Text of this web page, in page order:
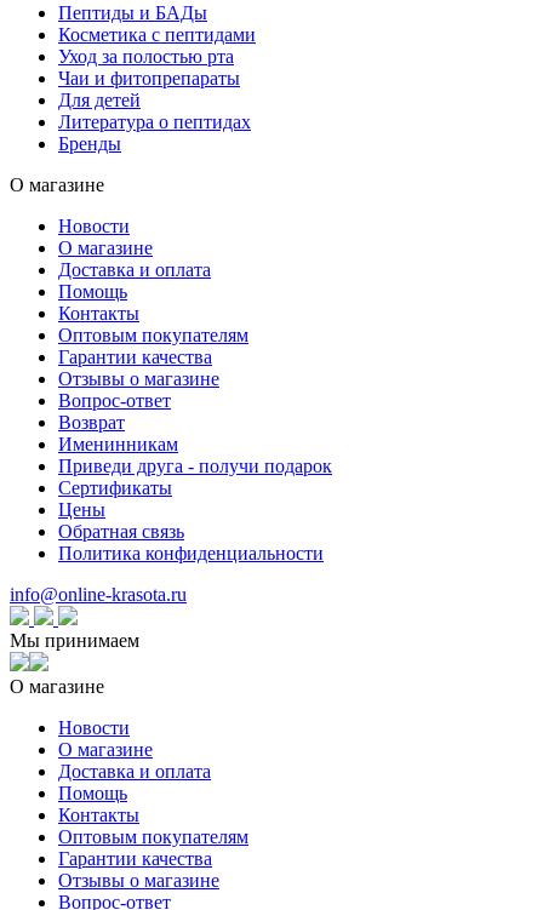
Пептиды и БАДы
Косметика с пептидами
Уход за полостью рта
Чаи и фитопрепараты
Для детей
Литература о пептидах
Бренды
О магазине
Новости
О магазине
Доставка и оплата
Помощь
Контакты
Оптовым покупателям
Гарантии качества
Отзывы о магазине
Вопрос-ответ
Возврат
Именинникам
Приведи друга - получи подарок
Сертификаты
Цены
Обратная связь
Политика конфиденциальности
info@online-krasota.ru
Мы принимаем
О магазине
Новости
О магазине
Доставка и оплата
Помощь
Контакты
Оптовым покупателям
Гарантии качества
Отзывы о магазине
Вопрос-ответ